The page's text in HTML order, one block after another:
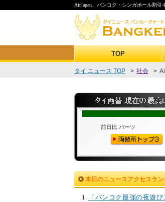
AirJapan、バンコク・シンガポール割
TOP
タイ ニュース TOP > 社会 >
本日のニュースアクセスラン
「バンコク最強の夜遊